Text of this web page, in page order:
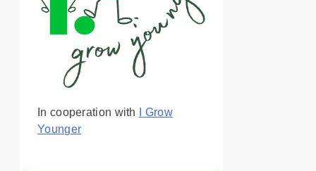
In cooperation with
I Grow
Younger